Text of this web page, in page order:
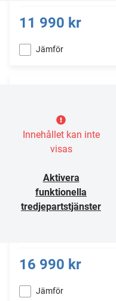
11 990 kr
Jämför
Innehållet kan inte
visas
Aktivera
funktionella
tredjepartstjänster
16 990 kr
Jämför